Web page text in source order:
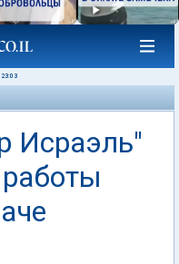
23:03
Исраэль"